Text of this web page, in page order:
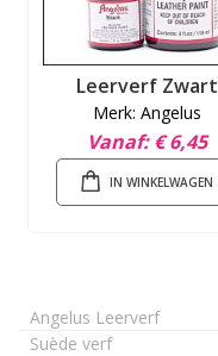
Leerverf Zwart
Merk: Angelus
Vanaf € 6,45
IN WINKELWAGEN
Angelus Leerverf
Suède verf